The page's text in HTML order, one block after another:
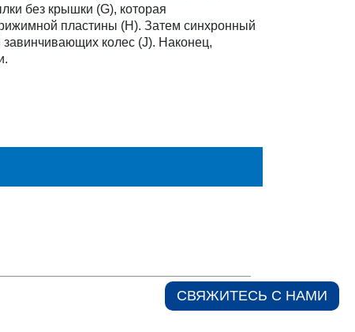
без крышки (G), которая
пластины (H). Затем синхронный
колес (J). Наконец,
СВЯЖИТЕСЬ С НАМИ​